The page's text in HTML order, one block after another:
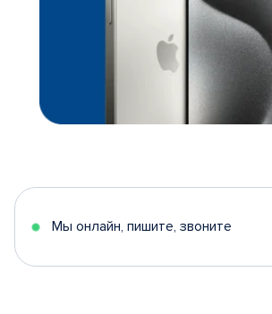
Мы онлайн, пишите, звоните